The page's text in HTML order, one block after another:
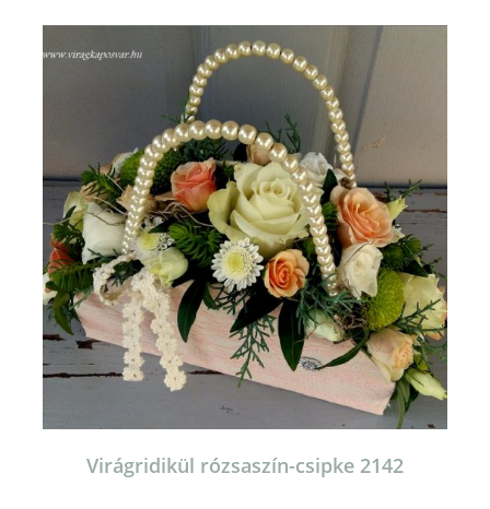
Virágridikül rózsaszín-csipke 2142